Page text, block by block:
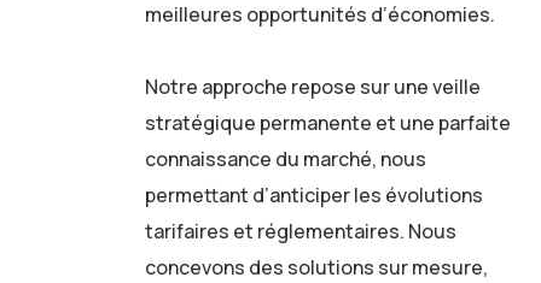
meilleures opportunités d’économies.
Notre approche repose sur une veille
stratégique permanente et une parfaite
connaissance du marché, nous
permettant d’anticiper les évolutions
tarifaires et réglementaires. Nous
concevons des solutions sur mesure,